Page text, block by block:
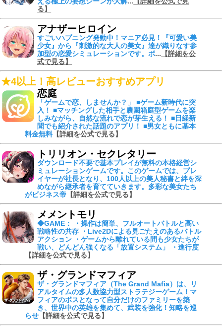
る】
アナザーヒロイン
すごいハプニング発動中！ マニア必見！『可愛い美
少女』から『刺激的な大人の美女』達が織りなす参
加型の恋愛シミュレーションです。ボ... 【詳細を公
式で見る】
★4以上！高レビューおすすめアプリ
恋庭
「ゲームで恋、しませんか？」 ■ゲーム新時代に突
入！ ■マッチングした相手と農園箱庭型ゲームを楽
しみながら、自然な流れで恋が芽生える！ ■日経新
聞でも紹介された話題のアプリ！ ■男女ともに基本
料金無料【詳細を公式で見る】
トリリオン・セクレタリー
ダウンロード不要で基本プレイが無料の本格経営シ
ミュレーションゲームです。このゲームでは、プレ
イヤーが社長となり、100人以上の美人秘書と絆を深
めながら継承者を育てていきます。多彩な美女たち
がビジネス帝【詳細を公式で見る】
メメントモリ
◆GAME： ・操作は簡単、フルオートバトルと高い
戦略性の共存 ・Live2Dによる見ごたえのあるバトル
アクション ・ゲームから離れている間も少女たちが
戦い、どんどん強くなる「放置システム」 ・進行度
【詳細を公式で見る】
ザ・グランドマフィア
ザ・グランドマフィア（The Grand Mafia）は、リ
アルタイムの多人数協力型ストラテジーゲーム！マ
フィアのボスとなって自分だけのファミリーを築
き、世界中の英雄を集めて、武装を強化！知略を巡
らせ【詳細を公式で見る】